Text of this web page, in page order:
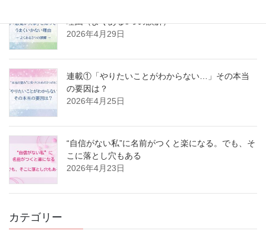
理由（よくある3つの誤解）
2026年4月29日
連載①「やりたいことがわからない…」その本当
の要因は？
2026年4月25日
“自信がない私”に名前がつくと楽になる。でも、そ
こに落とし穴もある
2026年4月23日
カテゴリー